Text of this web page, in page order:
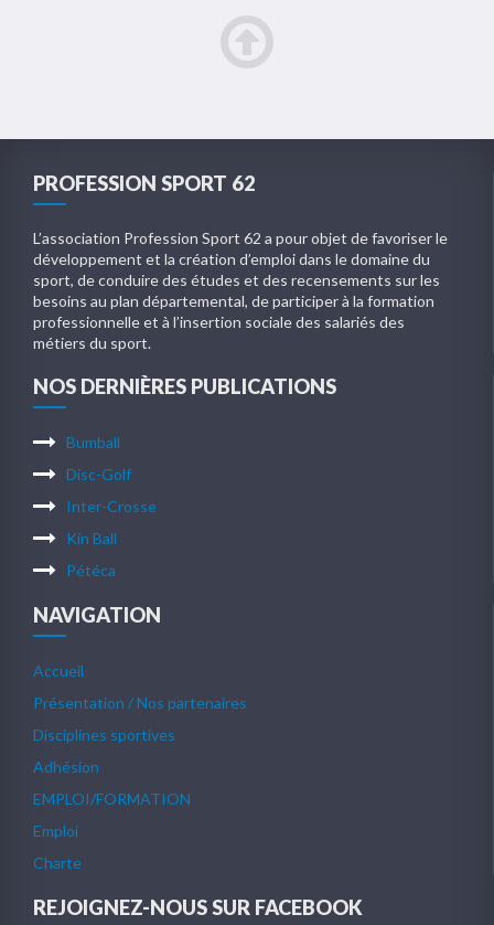
PROFESSION SPORT 62
L’association Profession Sport 62 a pour objet de favoriser le
développement et la création d’emploi dans le domaine du
sport, de conduire des études et des recensements sur les
besoins au plan départemental, de participer à la formation
professionnelle et à l’insertion sociale des salariés des
métiers du sport.
NOS DERNIÈRES PUBLICATIONS
Bumball
Disc-Golf
Inter-Crosse
Kin Ball
Pétéca
NAVIGATION
Accueil
Présentation / Nos partenaires
Disciplines sportives
Adhésion
EMPLOI/FORMATION
Emploi
Charte
REJOIGNEZ-NOUS SUR FACEBOOK